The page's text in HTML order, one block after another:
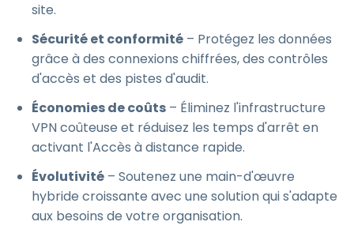
site.
Sécurité et conformité – Protégez les données
grâce à des connexions chiffrées, des contrôles
d'accès et des pistes d'audit.
Économies de coûts – Éliminez l'infrastructure
VPN coûteuse et réduisez les temps d'arrêt en
activant l'Accès à distance rapide.
Évolutivité – Soutenez une main-d'œuvre
hybride croissante avec une solution qui s'adapte
aux besoins de votre organisation.